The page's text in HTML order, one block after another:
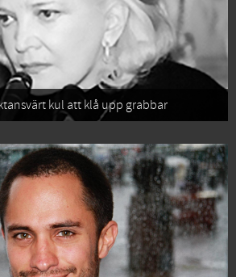
kul att klå upp grabbar